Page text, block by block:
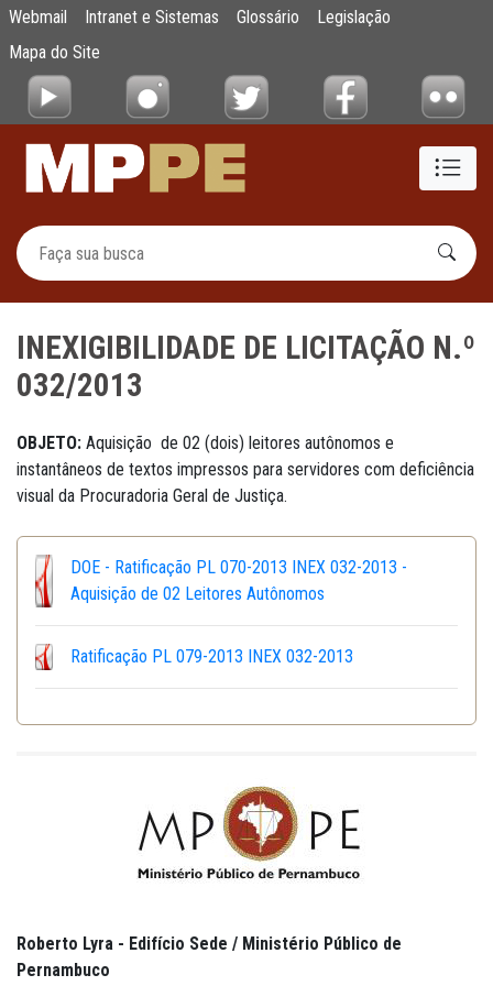
Pular para o Conteúdo principal
INEXIGIBILIDADE DE LICITAÇÃO N.º 032/
Webmail Intranet e Sistemas Glossário
Legislação
Mapa do Site
INEXIGIBILIDADE DE LICITAÇÃO N.º
032/2013
OBJETO: Aquisição de 02 (dois) leitores autônomos e
instantâneos de textos impressos para servidores com deficiência
visual da Procuradoria Geral de Justiça.
DOE - Ratificação PL 070-2013 INEX 032-2013 -
Aquisição de 02 Leitores Autônomos
Ratificação PL 079-2013 INEX 032-2013
Roberto Lyra - Edifício Sede / Ministério Público de
Pernambuco